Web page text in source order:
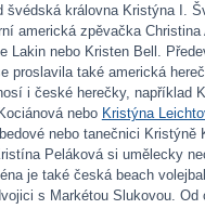
švédská královna Kristýna I.
americká zpěvačka Christina
Lakin nebo Kristen Bell.
proslavila také americká
i české herečky, například
nebo Kristýna
nebo tanečnici Kristýně
Peláková si umělecky
je také česká beach
s Markétou Slukovou. Od